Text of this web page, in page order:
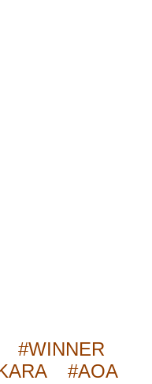
#WINNER
#AOA